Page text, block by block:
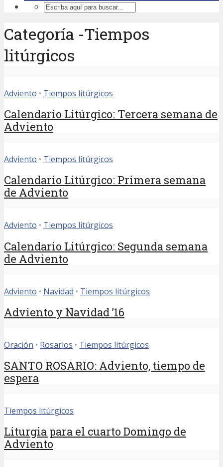
Categoría -Tiempos
litúrgicos
Adviento • Tiempos litúrgicos
Calendario Litúrgico: Tercera semana de
Adviento
Adviento • Tiempos litúrgicos
Calendario Litúrgico: Primera semana
de Adviento
Adviento • Tiempos litúrgicos
Calendario Litúrgico: Segunda semana
de Adviento
Adviento • Navidad • Tiempos litúrgicos
Adviento y Navidad ’16
Oración • Rosarios • Tiempos litúrgicos
SANTO ROSARIO: Adviento, tiempo de
espera
Tiempos litúrgicos
Liturgia para el cuarto Domingo de
Adviento